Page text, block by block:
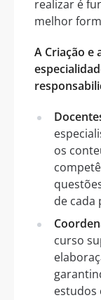
realizar é
melhor
A Criação e
os
de cada
curso
estudos